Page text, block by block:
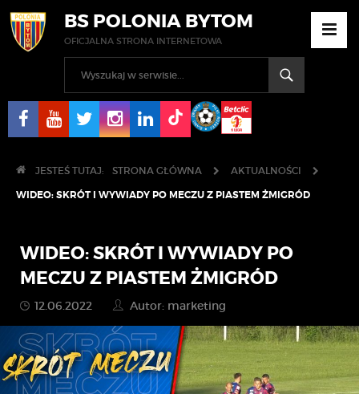
BS POLONIA BYTOM
OFICJALNA STRONA INTERNETOWA
JESTEŚ TUTAJ: STRONA GŁÓWNA AKTUALNOŚCI
WIDEO: SKRÓT I WYWIADY PO MECZU Z PIASTEM ŻMIGRÓD
WIDEO: SKRÓT I WYWIADY PO
MECZU Z PIASTEM ŻMIGRÓD
12.06.2022 Autor: marketing